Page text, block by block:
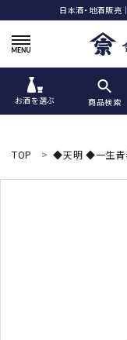
日本酒・地酒販
お酒を選ぶ 商品検索
ようこそ ゲスト 様
TOP ◆天明 ◆一生青